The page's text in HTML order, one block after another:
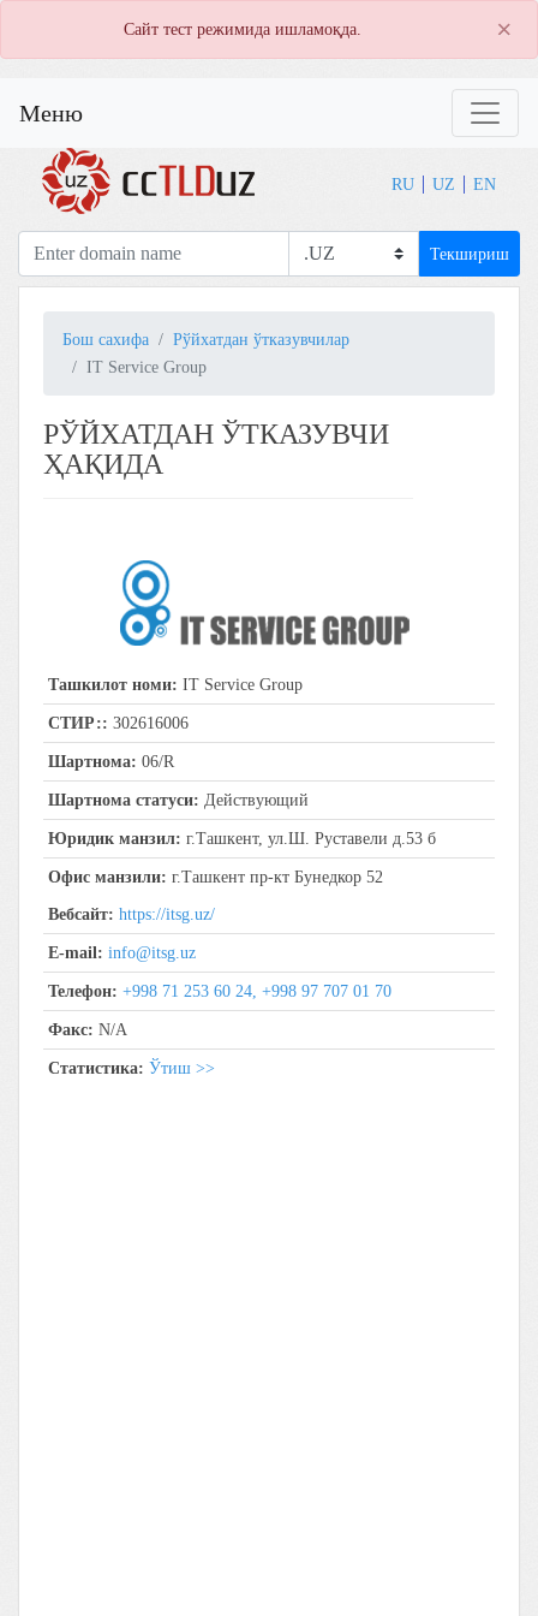
Сайт тест режимида ишламоқда. ×
Меню
RU UZ EN
Текшириш
Бош сахифа
Рўйхатдан ўтказувчилар
IT Service Group
РЎЙХАТДАН ЎТКАЗУВЧИ
ҲАҚИДА
Ташкилот номи: IT Service Group
СТИР:: 302616006
Шартнома: 06/R
Шартнома статуси: Действующий
Юридик манзил: г.Ташкент, ул.Ш. Руставели д.53 б
Офис манзили: г.Ташкент пр-кт Бунедкор 52
Вебсайт: https://itsg.uz/
E-mail: info@itsg.uz
Телефон: +998 71 253 60 24, +998 97 707 01 70
Факс: N/A
Статистика: Ўтиш >>